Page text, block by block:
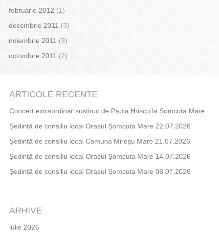
februarie 2012 (1)
decembrie 2011 (3)
noiembrie 2011 (3)
octombrie 2011 (2)
ARTICOLE RECENTE
Concert extraordinar susținut de Paula Hriscu la Șomcuta Mare
Ședință de consiliu local Orașul Șomcuta Mare 22.07.2026
Ședință de consiliu local Comuna Mireșu Mare 21.07.2026
Ședință de consiliu local Orașul Șomcuta Mare 14.07.2026
Ședință de consiliu local Orașul Șomcuta Mare 08.07.2026
ARHIVE
iulie 2026